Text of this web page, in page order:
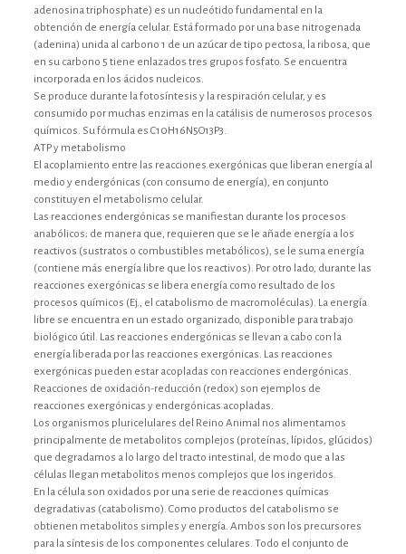
adenosina triphosphate) es un nucleótido fundamental en la
obtención de energía celular. Está formado por una base nitrogenada
(adenina) unida al carbono 1 de un azúcar de tipo pectosa, la ribosa, que
en su carbono 5 tiene enlazados tres grupos fosfato. Se encuentra
incorporada en los ácidos nucleicos.
Se produce durante la fotosíntesis y la respiración celular, y es
consumido por muchas enzimas en la catálisis de numerosos procesos
químicos. Su fórmula es C10H16N5O13P3.
ATP y metabolismo
El acoplamiento entre las reacciones exergónicas que liberan energía al
medio y endergónicas (con consumo de energía), en conjunto
constituyen el metabolismo celular.
Las reacciones endergónicas se manifiestan durante los procesos
anabólicos; de manera que, requieren que se le añade energía a los
reactivos (sustratos o combustibles metabólicos), se le suma energía
(contiene más energía libre que los reactivos). Por otro lado, durante las
reacciones exergónicas se libera energía como resultado de los
procesos químicos (Ej., el catabolismo de macromoléculas). La energía
libre se encuentra en un estado organizado, disponible para trabajo
biológico útil. Las reacciones endergónicas se llevan a cabo con la
energía liberada por las reacciones exergónicas. Las reacciones
exergónicas pueden estar acopladas con reacciones endergónicas.
Reacciones de oxidación-reducción (redox) son ejemplos de
reacciones exergónicas y endergónicas acopladas.
Los organismos pluricelulares del Reino Animal nos alimentamos
principalmente de metabolitos complejos (proteínas, lípidos, glúcidos)
que degradamos a lo largo del tracto intestinal, de modo que a las
células llegan metabolitos menos complejos que los ingeridos.
En la célula son oxidados por una serie de reacciones químicas
degradativas (catabolismo). Como productos del catabolismo se
obtienen metabolitos simples y energía. Ambos son los precursores
para la síntesis de los componentes celulares. Todo el conjunto de